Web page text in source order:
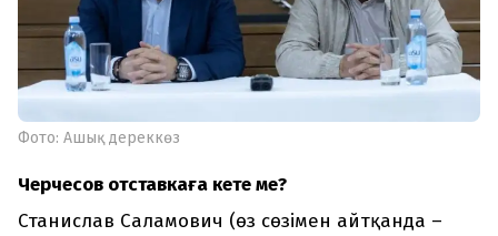
Фото: Ашық дереккөз
Черчесов отставкаға кете ме?
Станислав Саламович (өз сөзімен айтқанда –